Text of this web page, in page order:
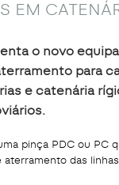
EM
o novo
para
e catenária
pinça PDC ou PC
aterramento das